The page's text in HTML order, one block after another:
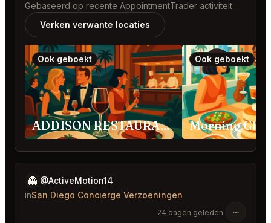
Gebaseerd op recente AppointmentTrader activiteit.
Verken verwante locaties
Ook geboekt
ADDISON RESTAURANT San Diego
Ook geboekt
👻 @ActiveMotion14
inSan Diego Concierge Verzoeningen
24 dagen geleden